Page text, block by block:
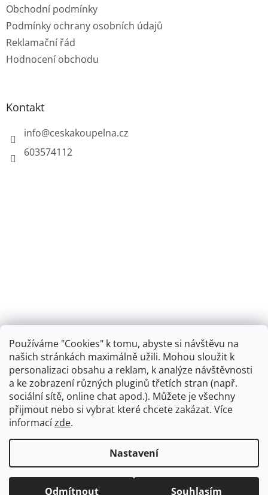
Používáme "Cookies" k tomu, abyste si návštěvu na
našich stránkách maximálně užili. Mohou sloužit k
personalizaci obsahu a reklam, k analýze návštěvnosti
a ke zobrazení různých pluginů třetích stran (např.
sociální sítě, online chat apod.). Můžete je všechny
přijmout nebo si vybrat které chcete zakázat. Více
informacízde.
Nastavení
Odmítnout Souhlasím
Obchodní podmínky
Podmínky ochrany osobních údajů
Reklamační řád
Hodnocení obchodu
Kontakt
info@ceskakoupelna.cz
603574112
Retro koupelna
Vytvořil Shoptet + plnenieshopu.cz
Copyright 2026Dřezová-baterie.cz. Všechna práva